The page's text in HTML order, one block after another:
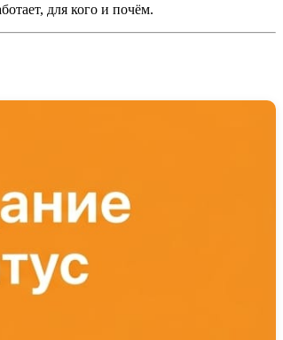
для кого и почём.